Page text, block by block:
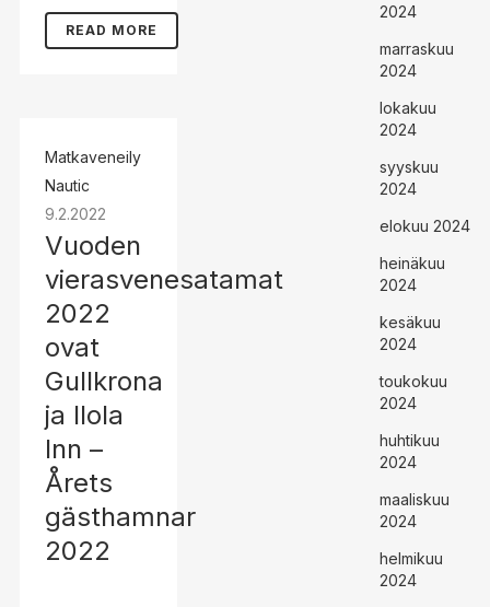
READ MORE
Matkaveneily
Nautic
9.2.2022
Vuoden
vierasvenesatamat
2022
ovat
Gullkrona
ja Ilola
Inn –
Årets
gästhamnar
2022
2024
marraskuu
2024
lokakuu
2024
syyskuu
2024
elokuu 2024
heinäkuu
2024
kesäkuu
2024
toukokuu
2024
huhtikuu
2024
maaliskuu
2024
helmikuu
2024